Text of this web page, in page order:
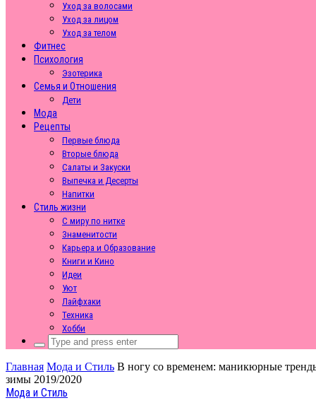
Уход за волосами
Уход за лицом
Уход за телом
Фитнес
Психология
Эзотерика
Семья и Отношения
Дети
Мода
Рецепты
Первые блюда
Вторые блюда
Салаты и Закуски
Выпечка и Десерты
Напитки
Стиль жизни
С миру по нитке
Знаменитости
Карьера и Образование
Книги и Кино
Идеи
Уют
Лайфхаки
Техника
Хобби
Search
for:
Главная Мода и Стиль В ногу со временем: маникюрные
зимы 2019/2020
Мода и Стиль